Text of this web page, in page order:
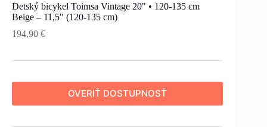
Detský bicykel Toimsa Vintage 20" • 120-135 cm
Beige – 11,5" (120-135 cm)
194,90 €
OVERIŤ DOSTUPNOSŤ